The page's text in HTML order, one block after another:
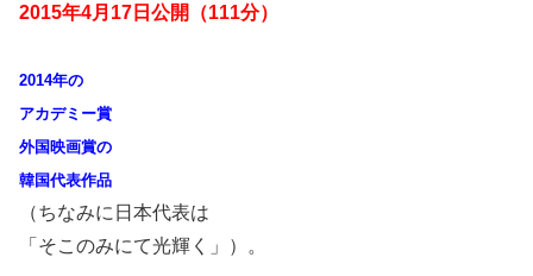
2015年4月17日公開（111分）
2014年の
アカデミー賞
外国映画賞の
韓国代表作品
（ちなみに日本代表は
「そこのみにて光輝く」）。